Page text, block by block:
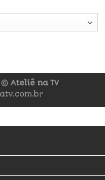
© Ateliê na TV